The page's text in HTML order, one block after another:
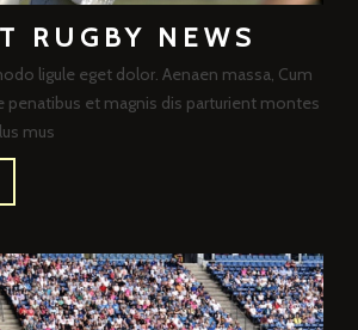
RUGBY NEWS
ligule eget dolor. Aenaen massa, Cum
penatibus et magnis dis parturient montes
mus